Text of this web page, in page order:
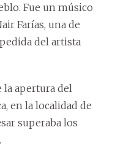
Fue un músico
Farías, una de
del artista
la apertura del
en la localidad de
superaba los